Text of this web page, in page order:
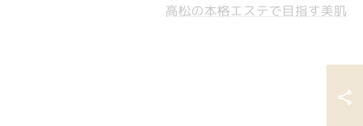
高松の本格エステで目指す美肌